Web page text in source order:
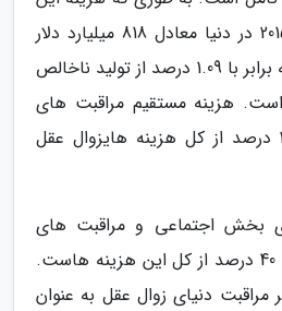
بیماری در سال 1394/ 2015 در دنیا معادل 818 میلیارد دلار
آمریکا تخمین زده شد که برابر با 1.09 درصد از تولید ناخالص
هزینه مستقیم مراقبت های
پزشکی تقریبا معادل 20 درصد از کل هزینه هایزوال عقل
بخش اجتماعی و مراقبت های
غیررسمی هر یک برابر با 40 درصد از کل این هزینه هاست.
دنیای زوال عقل به عنوان